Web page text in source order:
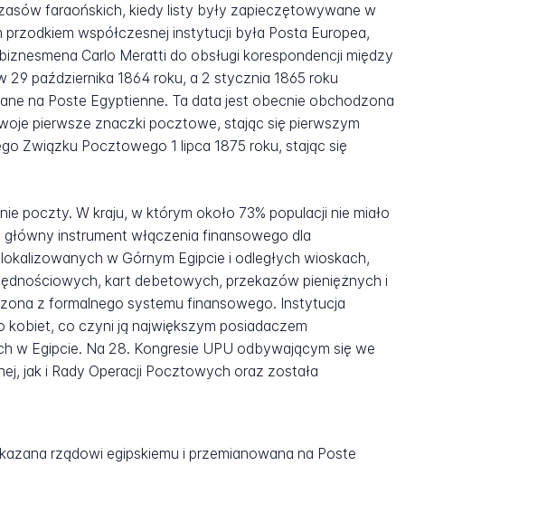
faraońskich, kiedy listy były zapieczętowywane w
współczesnej instytucji była Posta Europea,
Carlo Meratti do obsługi korespondencji między
29 października 1864 roku, a 2 stycznia 1865 roku
na Poste Egyptienne. Ta data jest obecnie obchodzona
pierwsze znaczki pocztowe, stając się pierwszym
Związku Pocztowego 1 lipca 1875 roku, stając się
poczty. W kraju, w którym około 73% populacji nie miało
instrument włączenia finansowego dla
w Górnym Egipcie i odległych wioskach,
kart debetowych, przekazów pieniężnych i
z formalnego systemu finansowego. Instytucja
co czyni ją największym posiadaczem
Egipcie. Na 28. Kongresie UPU odbywającym się we
jak i Rady Operacji Pocztowych oraz została
rządowi egipskiemu i przemianowana na Poste